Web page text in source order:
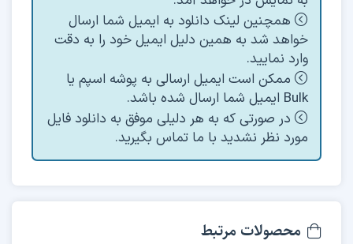
همچنین لینک دانلود به ایمیل شما ارسال
خواهد شد به همین دلیل ایمیل خود را به دقت
وارد نمایید.
ممکن است ایمیل ارسالی به پوشه اسپم یا
Bulk ایمیل شما ارسال شده باشد.
در صورتی که به هر دلیلی موفق به دانلود فایل
مورد نظر نشدید با ما تماس بگیرید.
محصولات مرتبط